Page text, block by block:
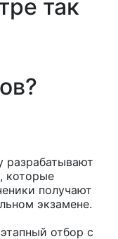
так
которые
получают
экзамене.
отбор с